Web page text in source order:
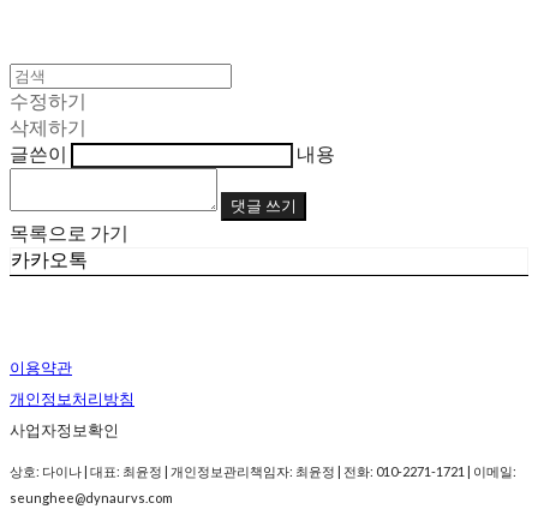
수정하기
삭제하기
글쓴이
내용
댓글 쓰기
목록으로 가기
카카오톡
이용약관
개인정보처리방침
사업자정보확인
상호: 다이나 | 대표: 최윤정 | 개인정보관리책임자: 최윤정 | 전화: 010-2271-1721 | 이메일:
seunghee@dynaurvs.com